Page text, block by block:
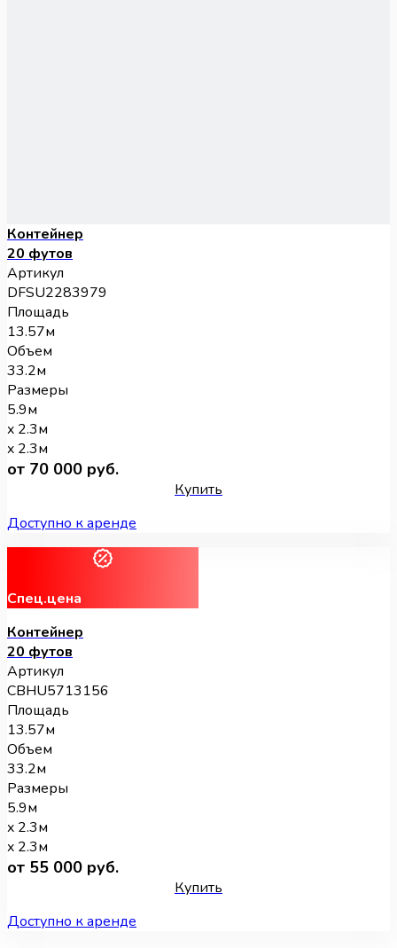
Контейнер
20 футов
Артикул
DFSU2283979
Площадь
13.57м
Объем
33.2м
Размеры
5.9м
x 2.3м
x 2.3м
от 70 000 руб.
Купить
Доступно к аренде
Спец.цена
Контейнер
20 футов
Артикул
CBHU5713156
Площадь
13.57м
Объем
33.2м
Размеры
5.9м
x 2.3м
x 2.3м
от 55 000 руб.
Купить
Доступно к аренде